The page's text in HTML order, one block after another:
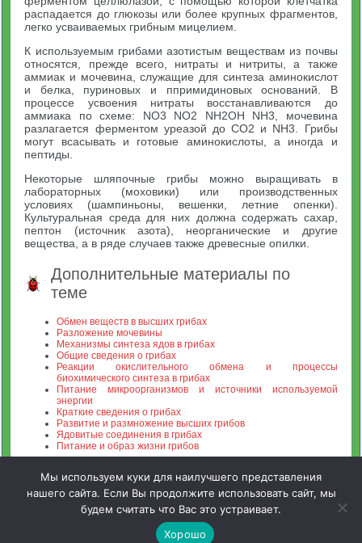
распадается до глюкозы или более крупных фрагментов,
легко усваиваемых грибным мицелием.
К используемым грибами азотистым веществам из почвы
относятся, прежде всего, нитраты и нитриты, а также
аммиак и мочевина, служащие для синтеза аминокислот
и белка, пуриновых и ппримидиновых оснований. В
процессе усвоения нитраты восстанавливаются до
аммиака по схеме: NO3 NO2 NH2OH NH3, мочевина
разлагается ферментом уреазой до СO2 и NH3. Грибы
могут всасывать и готовые аминокислоты, а иногда и
пептиды.
Некоторые шляпочные грибы можно выращивать в
лабораторных (моховики) или производственных
условиях (шампиньоны, вешенки, летние опенки).
Культуральная среда для них должна содержать сахар,
пептон (источник азота), неорганические и другие
вещества, а в ряде случаев также древесные опилки.
Дополнительные материалы по
теме
Обмен веществ в высших грибах
Разложение мочевины
Механизмы синтеза ядов в грибах
Общие сведения о грибах
Реакции окислительного обмена и процессы
биохимического синтеза в грибах
Питание микроорганизмов и источники используемой
энергии
Краткие сведения о грибах
Развитие и размножение высших грибов
Ядовитые соединения в грибах
Питание и образ жизни грибов
Зооинженерный факультет МСХА. Неофициальный сайт
Мы используем куки для наилучшего представления
нашего сайта. Если Вы продолжите использовать сайт, мы
будем считать что Вас это устраивает.
Хорошо